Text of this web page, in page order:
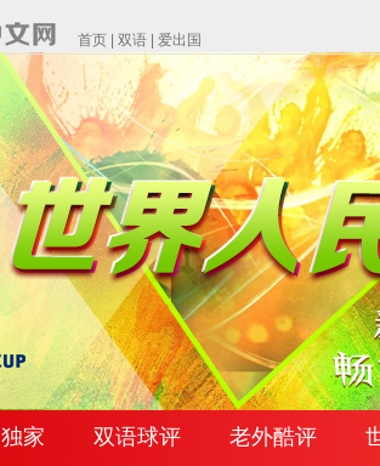
首页 双语 爱出国
独家 双语球评 老外酷评